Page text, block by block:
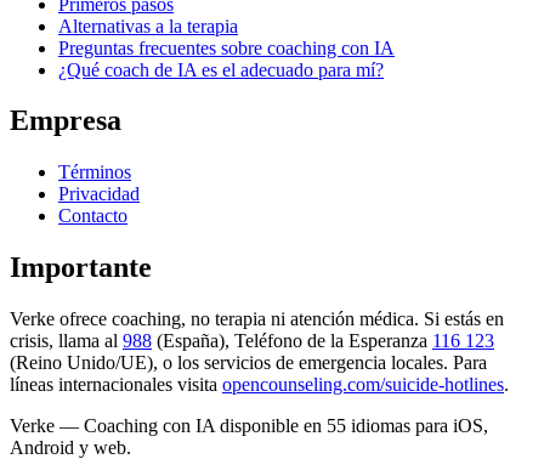
Alternativas a la terapia
Preguntas frecuentes sobre coaching con IA
¿Qué coach de IA es el adecuado para mí?
Empresa
Términos
Privacidad
Contacto
Importante
Verke ofrece coaching, no terapia ni atención médica. Si estás en
crisis, llama al 988 (España), Teléfono de la Esperanza 116 123
(Reino Unido/UE), o los servicios de emergencia locales. Para
líneas internacionales visita opencounseling.com/suicide-hotlines.
Verke — Coaching con IA disponible en 55 idiomas para iOS,
Android y web.